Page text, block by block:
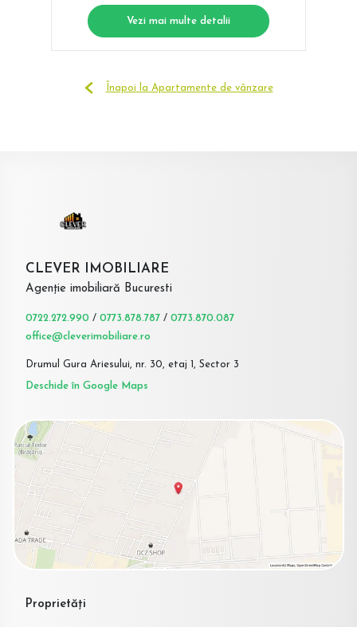
Vezi mai multe detalii
Înapoi la Apartamente de vânzare
CLEVER IMOBILIARE
Agenție imobiliară Bucuresti
0722.272.990 / 0773.878.787 / 0773.870.087
office@cleverimobiliare.ro
Drumul Gura Ariesului, nr. 30, etaj 1, Sector 3
Deschide în Google Maps
Proprietăți